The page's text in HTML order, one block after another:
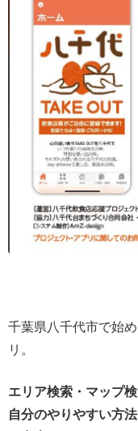
千葉県八千代市で始
リ。
エリア検索・マップ
自分のやりやすい方